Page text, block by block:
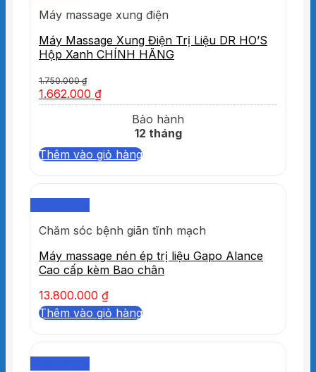
Máy massage xung điện
Máy Massage Xung Điện Trị Liệu DR HO’S
Hộp Xanh CHÍNH HÃNG
1.750.000₫
1.662.000 ₫
Bảo hành
12 tháng
Thêm vào giỏ hàng
Chăm sóc bệnh giãn tĩnh mạch
Máy massage nén ép trị liệu Gapo Alance
Cao cấp kèm Bao chân
13.800.000 ₫
Thêm vào giỏ hàng